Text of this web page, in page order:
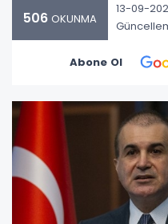
506 OKUNMA
13-09-
Abone Ol